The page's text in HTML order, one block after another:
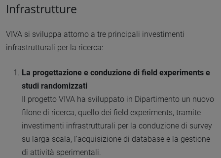
Infrastrutture
VIVA si sviluppa attorno a tre principali investimenti
infrastrutturali per la ricerca:
La progettazione e conduzione di field experiments e
studi randomizzati
Il progetto VIVA ha sviluppato in Dipartimento un nuovo
filone di ricerca, quello dei field experiments, tramite
investimenti infrastrutturali per la conduzione di survey
su larga scala, l’acquisizione di database e la gestione
di attività sperimentali.